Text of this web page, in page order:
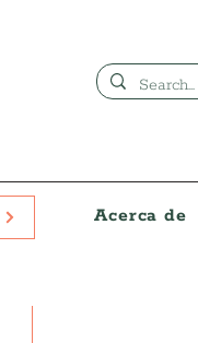
Acerca de